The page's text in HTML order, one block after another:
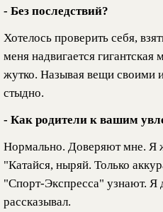
- Без последствий?
Хотелось проверить себя,
меня надвигается
жутко. Называя вещи своими
стыдно.
- Как родители к вашим
Нормально. Доверяют мне. Я
"Катайся, ныряй. Только
"Спорт-Экспресса" узнают. Я
рассказывал.